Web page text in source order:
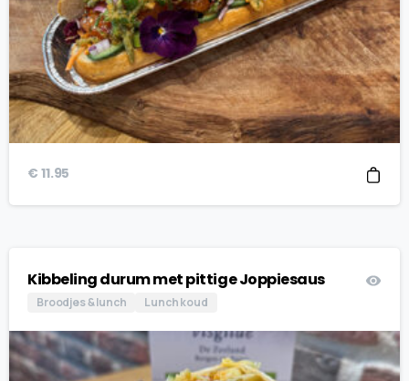
€ 11.95
Kibbeling durum met pittige Joppiesaus
Broodjes & lunch Lunch koud